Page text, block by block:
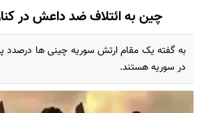
چین به ائتلاف ضد داعش در
به گفته یک مقام ارتش سوریه چینی ها درصدد
در سوریه هستند.